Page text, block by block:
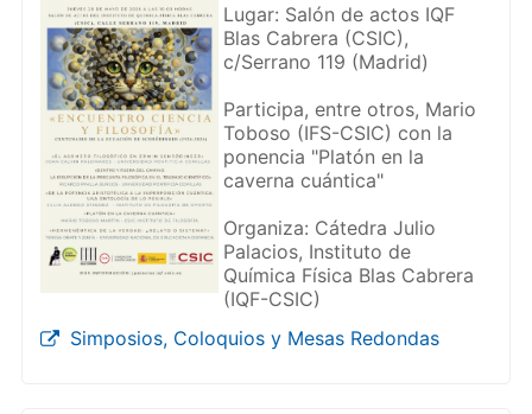
Lugar: Salón de actos IQF
Blas Cabrera (CSIC),
c/Serrano 119 (Madrid)
Participa, entre otros, Mario
Toboso (IFS-CSIC) con la
ponencia "Platón en la
caverna cuántica"
Organiza: Cátedra Julio
Palacios, Instituto de
Química Física Blas Cabrera
(IQF-CSIC)
Simposios, Coloquios y Mesas Redondas